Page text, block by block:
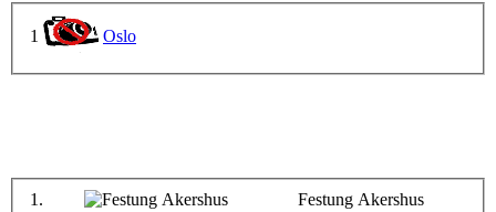
1 Oslo
1.
Festung Akershus